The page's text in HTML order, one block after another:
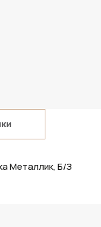
Металлик, Б/З